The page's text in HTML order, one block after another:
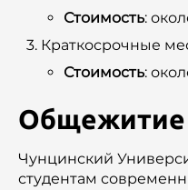
Стоимость:
Краткосрочные
Стоимость:
Общежитие
Чунцинский
студентам